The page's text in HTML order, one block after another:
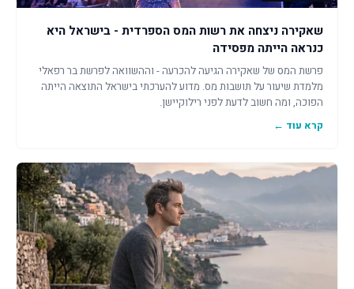
שאקירה ניצחה את רשות המס הספרדית - בישראל היא
כנראה הייתה מפסידה
פרשת המס של שאקירה הגיעה להכרעה - וההשוואה לפרשת בר רפאלי
מלמדת שיעור על תושבות מס. מדוע להערכתי בישראל התוצאה הייתה
הפוכה, ומה חשוב לדעת לפני רילוקיישן.
קרא עוד ←